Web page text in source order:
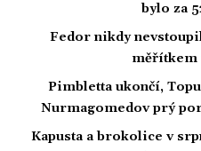
bylo za
Fedor nikdy
měřítkem
Pimbletta ukončí,
Nurmagomedov prý
Kapusta a brokolice v